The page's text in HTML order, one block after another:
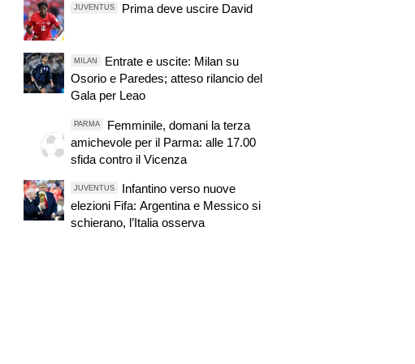
JUVENTUS Prima deve uscire David
MILAN
Entrate e uscite: Milan su
Osorio e Paredes; atteso rilancio del
Gala per Leao
PARMA
Femminile, domani la terza
amichevole per il Parma: alle 17.00
sfida contro il Vicenza
JUVENTUS
Infantino verso nuove
elezioni Fifa: Argentina e Messico si
schierano, l’Italia osserva